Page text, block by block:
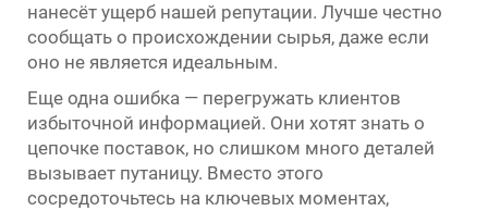
нанесёт ущерб нашей репутации. Лучше честно
сообщать о происхождении сырья, даже если
оно не является идеальным.
Еще одна ошибка — перегружать клиентов
избыточной информацией. Они хотят знать о
цепочке поставок, но слишком много деталей
вызывает путаницу. Вместо этого
сосредоточьтесь на ключевых моментах,